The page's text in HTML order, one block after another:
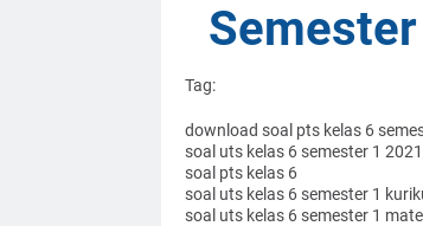
Semester
Tag:
download soal pts kelas 6
soal uts kelas 6 semester 1
soal pts kelas 6
soal uts kelas 6 semester 1
soal uts kelas 6 semester 1